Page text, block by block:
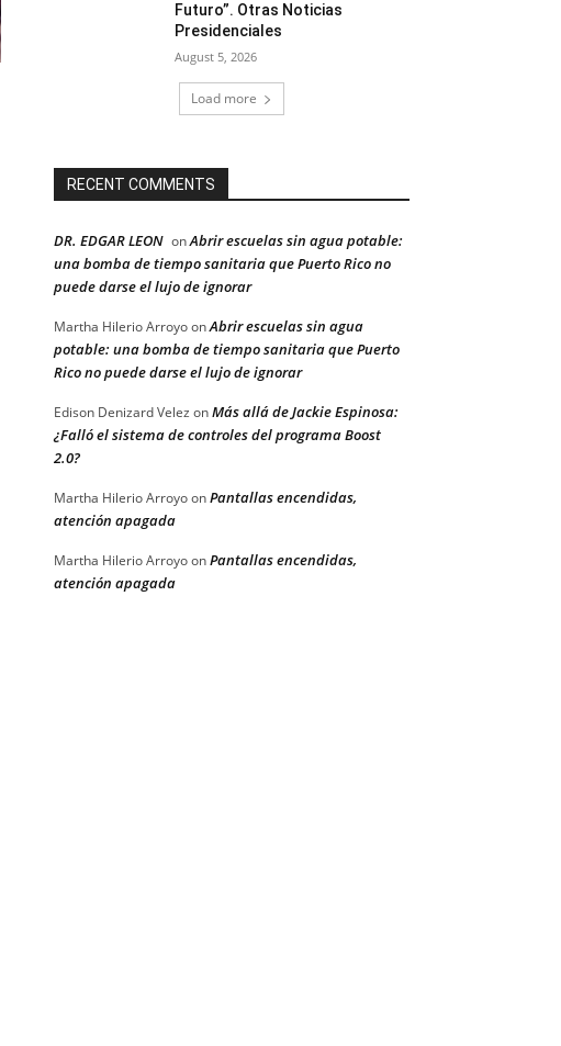
Futuro”. Otras Noticias
Presidenciales
August 5, 2026
Load more
RECENT COMMENTS
DR. EDGAR LEON onAbrir escuelas sin agua potable:
una bomba de tiempo sanitaria que Puerto Rico no
puede darse el lujo de ignorar
Martha Hilerio ArroyoonAbrir escuelas sin agua
potable: una bomba de tiempo sanitaria que Puerto
Rico no puede darse el lujo de ignorar
Edison Denizard Velez onMás allá de Jackie Espinosa:
¿Falló el sistema de controles del programa Boost
2.0?
Martha Hilerio ArroyoonPantallas encendidas,
atención apagada
Martha Hilerio ArroyoonPantallas encendidas,
atención apagada